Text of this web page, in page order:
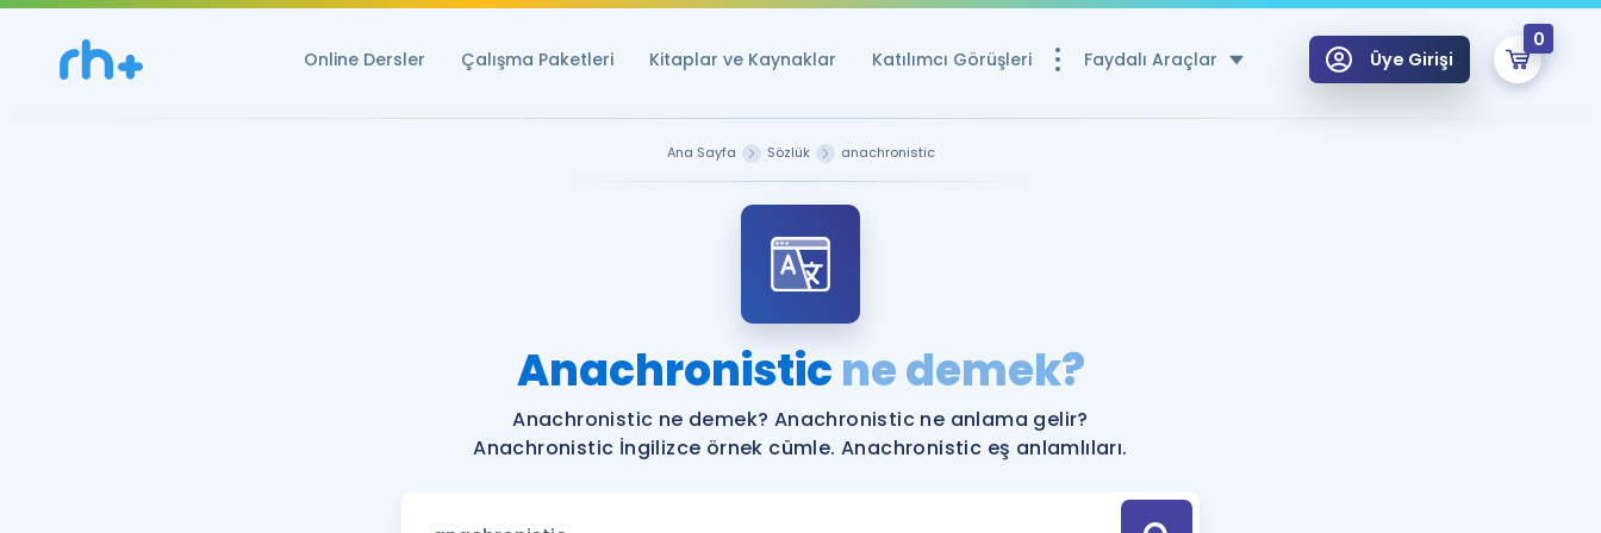
Online Dersler Çalışma Paketleri Kitaplar ve Kaynaklar Katılımcı Görüşleri Faydalı Araçlar
Ücretsiz Kaynaklar
YDS ve YÖKDİL Puan Hesaplama Aracı
YDS ve YÖKDİL'e Hazırlananlar için Öneriler
Tüm ÖSYM Sınavları Tek Takvimde
Üye Girişi
0
Remzi Hoca ile seni sınava hazırlayacak onlarca eğitim seni bekliyor!
Ana Sayfa Sözlük anachronistic
Anachronisticne demek?
Anachronistic ne demek? Anachronistic ne anlama gelir?
Anachronistic İngilizce örnek cümle. Anachronistic eş anlamlıları.